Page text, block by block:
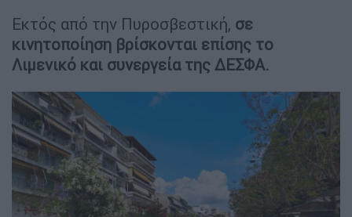
Εκτός από την Πυροσβεστική, σε
κινητοποίηση βρίσκονται επίσης το
Λιμενικό και συνεργεία της ΔΕΣΦΑ.